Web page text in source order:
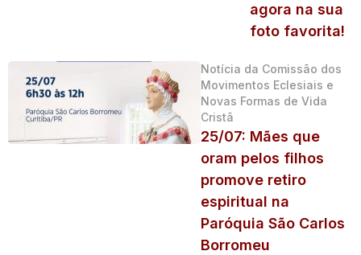
agora na sua
foto favorita!
Notícia da Comissão dos
Movimentos Eclesiais e
Novas Formas de Vida
Cristã
25/07: Mães que
oram pelos filhos
promove retiro
espiritual na
Paróquia São Carlos
Borromeu